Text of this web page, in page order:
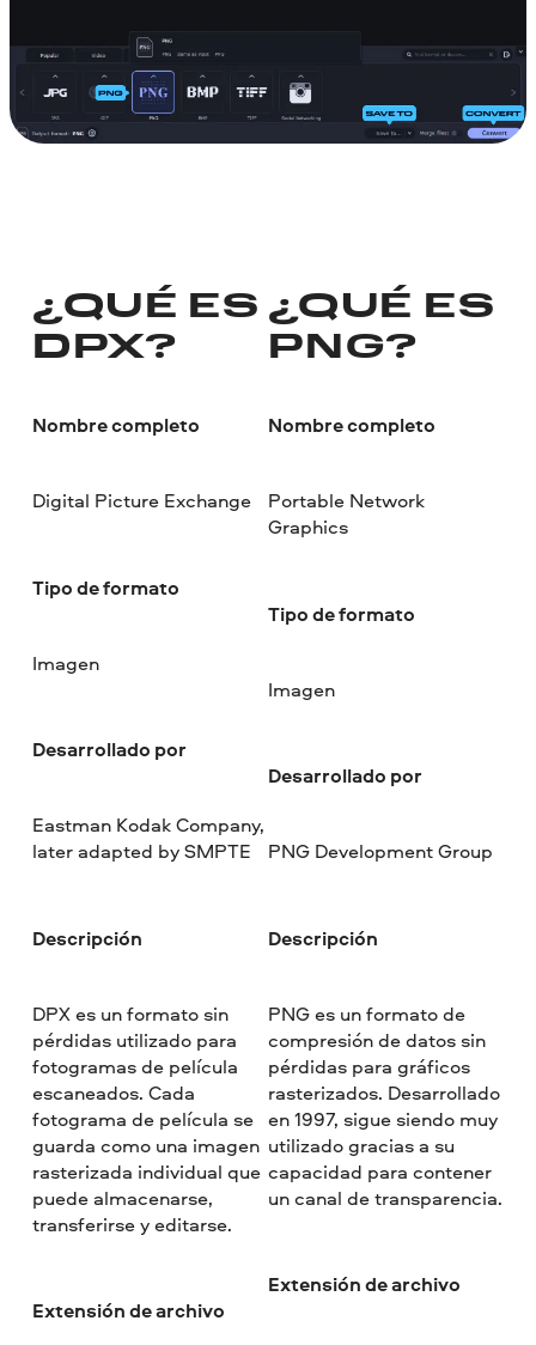
¿QUÉ ES
DPX?
Nombre completo
Digital Picture Exchange
Tipo de formato
Imagen
Desarrollado por
Eastman Kodak Company,
later adapted by SMPTE
Descripción
DPX es un formato sin
pérdidas utilizado para
fotogramas de película
escaneados. Cada
fotograma de película se
guarda como una imagen
rasterizada individual que
puede almacenarse,
transferirse y editarse.
Extensión de archivo
¿QUÉ ES
PNG?
Nombre completo
Portable Network
Graphics
Tipo de formato
Imagen
Desarrollado por
PNG Development Group
Descripción
PNG es un formato de
compresión de datos sin
pérdidas para gráficos
rasterizados. Desarrollado
en 1997, sigue siendo muy
utilizado gracias a su
capacidad para contener
un canal de transparencia.
Extensión de archivo